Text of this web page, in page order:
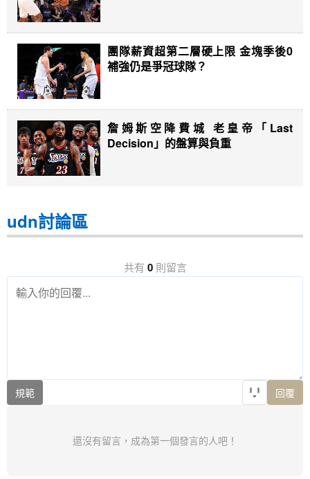
團隊薪資超第二層硬上限 金塊季後0
補強仍是爭冠球隊？
詹姆斯空降費城 老皇帝「Last
Decision」的盤算與負重
udn討論區
共有 0則留言
規範 回覆
還沒有留言，成為第一個發言的人吧！